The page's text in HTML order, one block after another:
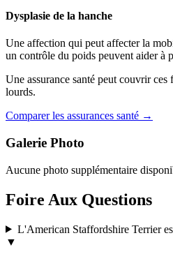
Dysplasie de la hanche
Une affection qui peut affecter la
un contrôle du poids peuvent aider à
Une assurance santé peut couvrir
lourds.
Comparer les assurances santé →
Galerie Photo
Aucune photo supplémentaire
Foire Aux Questions
L'American Staffordshire Terrier
▼